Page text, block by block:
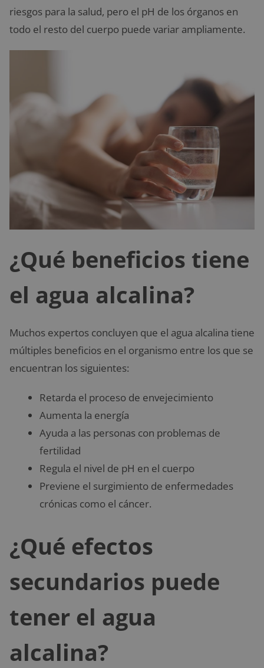
riesgos para la salud, pero el pH de los órganos en
todo el resto del cuerpo puede variar ampliamente.
¿Qué beneficios tiene
el agua alcalina?
Muchos expertos concluyen que el agua alcalina tiene
múltiples beneficios en el organismo entre los que se
encuentran los siguientes:
Retarda el proceso de envejecimiento
Aumenta la energía
Ayuda a las personas con problemas de
fertilidad
Regula el nivel de pH en el cuerpo
Previene el surgimiento de enfermedades
crónicas como el cáncer.
¿Qué efectos
secundarios puede
tener el agua
alcalina?